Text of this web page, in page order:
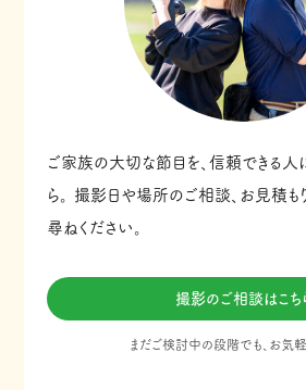
ご家族の大切な節目を、信頼できる人
ら。
撮影日や場所のご相談、お見積も
尋ねください。
撮影のご相談はこち
まだご検討中の段階でも、お気軽